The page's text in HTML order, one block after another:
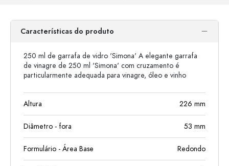
Características do produto
250 ml de garrafa de vidro 'Simona' A elegante garrafa
de vinagre de 250 ml 'Simona' com cruzamento é
particularmente adequada para vinagre, óleo e vinho
Altura 226 mm
Diâmetro - fora 53 mm
Formulário - Área Base Redondo